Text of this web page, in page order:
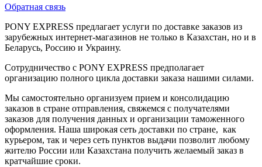
Обратная связь
PONY EXPRESS предлагает услуги по доставке заказов из
зарубежных интернет-магазинов не только в Казахстан, но и в
Беларусь, Россию и Украину.
Сотрудничество с PONY EXPRESS предполагает
организацию полного цикла доставки заказа нашими силами.
Мы самостоятельно организуем прием и консолидацию
заказов в стране отправления, свяжемся с получателями
заказов для получения данных и организации таможенного
оформления. Наша широкая сеть доставки по стране, как
курьером, так и через сеть пунктов выдачи позволит любому
жителю России или Казахстана получить желаемый заказ в
кратчайшие сроки.